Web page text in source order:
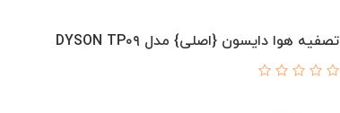
تصفیه هوا دایسون {اصلی} مدل DYSON TP۰۹